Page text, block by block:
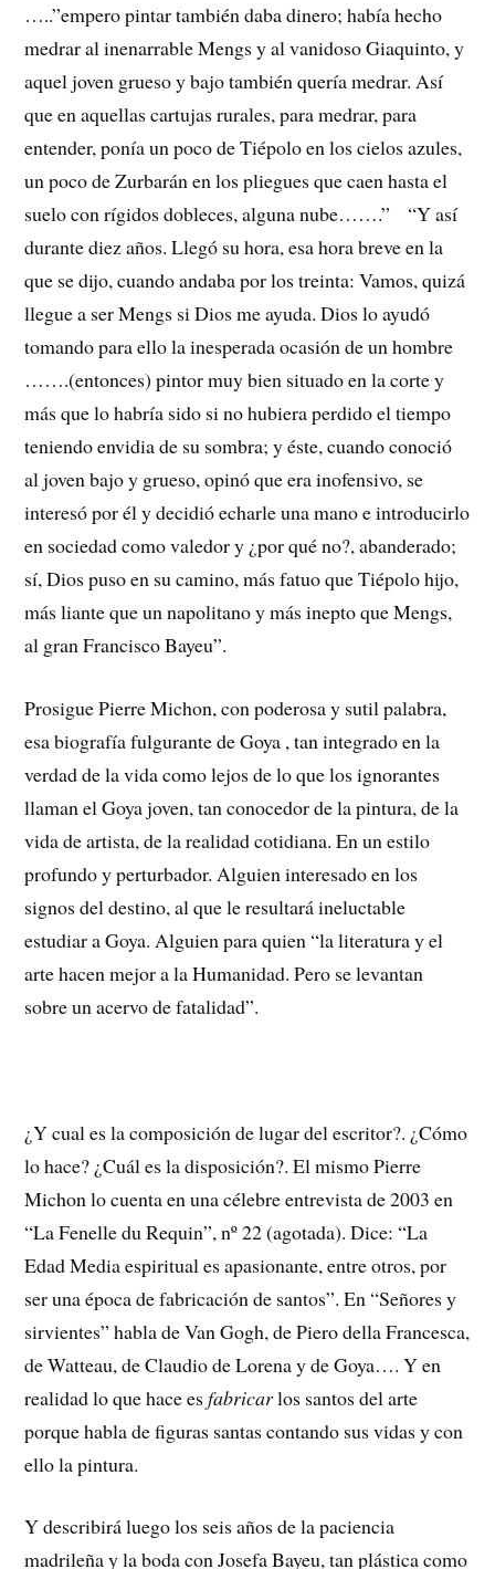
…..”empero pintar también daba dinero; había hecho
medrar al inenarrable Mengs y al vanidoso Giaquinto, y
aquel joven grueso y bajo también quería medrar. Así
que en aquellas cartujas rurales, para medrar, para
entender, ponía un poco de Tiépolo en los cielos azules,
un poco de Zurbarán en los pliegues que caen hasta el
suelo con rígidos dobleces, alguna nube…….” “Y así
durante diez años. Llegó su hora, esa hora breve en la
que se dijo, cuando andaba por los treinta: Vamos, quizá
llegue a ser Mengs si Dios me ayuda. Dios lo ayudó
tomando para ello la inesperada ocasión de un hombre
…….(entonces) pintor muy bien situado en la corte y
más que lo habría sido si no hubiera perdido el tiempo
teniendo envidia de su sombra; y éste, cuando conoció
al joven bajo y grueso, opinó que era inofensivo, se
interesó por él y decidió echarle una mano e introducirlo
en sociedad como valedor y ¿por qué no?, abanderado;
sí, Dios puso en su camino, más fatuo que Tiépolo hijo,
más liante que un napolitano y más inepto que Mengs,
al gran Francisco Bayeu”.
Prosigue Pierre Michon, con poderosa y sutil palabra,
esa biografía fulgurante de Goya , tan integrado en la
verdad de la vida como lejos de lo que los ignorantes
llaman el Goya joven, tan conocedor de la pintura, de la
vida de artista, de la realidad cotidiana. En un estilo
profundo y perturbador. Alguien interesado en los
signos del destino, al que le resultará ineluctable
estudiar a Goya. Alguien para quien “la literatura y el
arte hacen mejor a la Humanidad. Pero se levantan
sobre un acervo de fatalidad”.
¿Y cual es la composición de lugar del escritor?. ¿Cómo
lo hace? ¿Cuál es la disposición?. El mismo Pierre
Michon lo cuenta en una célebre entrevista de 2003 en
“La Fenelle du Requin”, nº 22 (agotada). Dice: “La
Edad Media espiritual es apasionante, entre otros, por
ser una época de fabricación de santos”. En “Señores y
sirvientes” habla de Van Gogh, de Piero della Francesca,
de Watteau, de Claudio de Lorena y de Goya…. Y en
realidad lo que hace esfabricarlos santos del arte
porque habla de figuras santas contando sus vidas y con
ello la pintura.
Y describirá luego los seis años de la paciencia
madrileña y la boda con Josefa Bayeu, tan plástica como